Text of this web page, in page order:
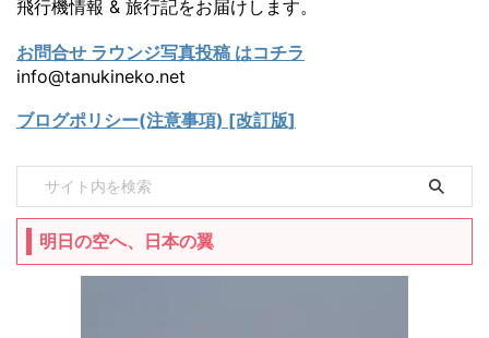
飛行機情報 & 旅行記をお届けします。
お問合せ ラウンジ写真投稿 はコチラ
info@tanukineko.net
ブログポリシー(注意事項) [改訂版]
明日の空へ、日本の翼